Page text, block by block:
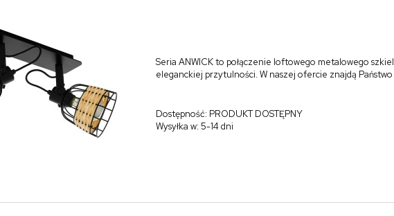
Seria ANWICK to połączenie loftowego metalowego
eleganckiej przytulności. W naszej ofercie znajdą
Dostępność: PRODUKT DOSTĘPNY
Wysyłka w:5-14 dni